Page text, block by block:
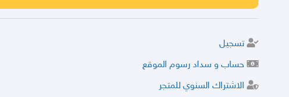
تسجيل
حساب و سداد رسوم الموقع
الاشتراك السنوي للمتجر